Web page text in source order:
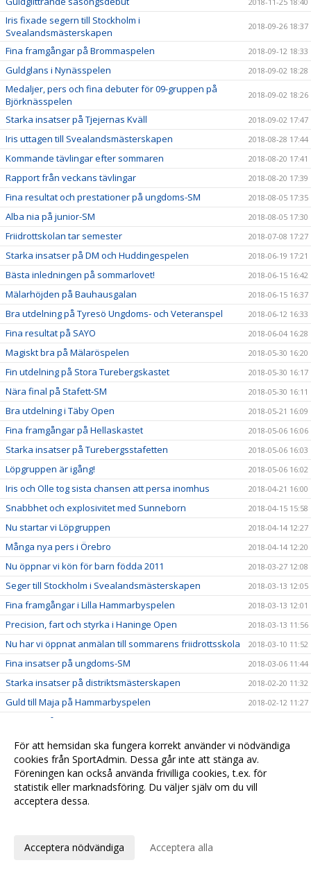
Iris fixade segern till Stockholm i
Svealandsmästerskapen
2018-09-26 18:37
Fina framgångar på Brommaspelen 2018-09-12 18:33
Guldglans i Nynässpelen 2018-09-02 18:28
Medaljer, pers och fina debuter för 09-gruppen på
Björknässpelen
2018-09-02 18:26
Starka insatser på Tjejernas Kväll 2018-09-02 17:47
Iris uttagen till Svealandsmästerskapen 2018-08-28 17:44
Kommande tävlingar efter sommaren 2018-08-20 17:41
Rapport från veckans tävlingar 2018-08-20 17:39
Fina resultat och prestationer på ungdoms-SM 2018-08-05 17:35
Alba nia på junior-SM 2018-08-05 17:30
Friidrottskolan tar semester 2018-07-08 17:27
Starka insatser på DM och Huddingespelen 2018-06-19 17:21
Bästa inledningen på sommarlovet! 2018-06-15 16:42
Mälarhöjden på Bauhausgalan 2018-06-15 16:37
Bra utdelning på Tyresö Ungdoms- och Veteranspel 2018-06-12 16:33
Fina resultat på SAYO 2018-06-04 16:28
Magiskt bra på Mälaröspelen 2018-05-30 16:20
Fin utdelning på Stora Turebergskastet 2018-05-30 16:17
Nära final på Stafett-SM 2018-05-30 16:11
Bra utdelning i Täby Open 2018-05-21 16:09
Fina framgångar på Hellaskastet 2018-05-06 16:06
Starka insatser på Turebergsstafetten 2018-05-06 16:03
Löpgruppen är igång! 2018-05-06 16:02
Iris och Olle tog sista chansen att persa inomhus 2018-04-21 16:00
Snabbhet och explosivitet med Sunneborn 2018-04-15 15:58
Nu startar vi Löpgruppen 2018-04-14 12:27
Många nya pers i Örebro 2018-04-14 12:20
Nu öppnar vi kön för barn födda 2011 2018-03-27 12:08
Seger till Stockholm i Svealandsmästerskapen 2018-03-13 12:05
Fina framgångar i Lilla Hammarbyspelen 2018-03-13 12:01
Precision, fart och styrka i Haninge Open 2018-03-13 11:56
Nu har vi öppnat anmälan till sommarens friidrottsskola 2018-03-10 11:52
Fina insatser på ungdoms-SM 2018-03-06 11:44
Starka insatser på distriktsmästerskapen 2018-02-20 11:32
Guld till Maja på Hammarbyspelen 2018-02-12 11:27
Bra drag på Bosön
Moa hoppade högt i Lilla Globengalan 2018-02-06 11:18
Inbjudan till Årsmöte 2018-02-04 11:11
Bra utdelning i Västerås i helgen 2018-02-01 11:07
Fina insatser på Scandic Indoor
Tävlingsrekord igen för Tor
För att hemsidan ska fungera korrekt använder vi nödvändiga
cookies från SportAdmin. Dessa går inte att stänga av.
Föreningen kan också använda frivilliga cookies, t.ex. för
statistik eller marknadsföring. Du väljer själv om du vill
acceptera dessa.
Acceptera nödvändiga Acceptera alla